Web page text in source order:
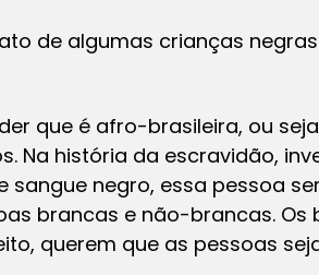
de algumas crianças
que é afro-brasileira, ou
Na história da escravidão,
negro, essa pessoa
brancas e não-brancas. Os
querem que as pessoas